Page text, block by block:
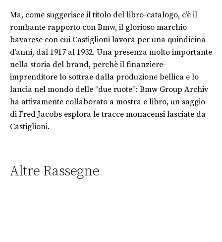
Ma, come suggerisce il titolo del libro-catalogo, c’è il
rombante rapporto con Bmw, il glorioso marchio
bavarese con cui Castiglioni lavora per una quindicina
d’anni, dal 1917 al 1932. Una presenza molto importante
nella storia del brand, perchè il finanziere-
imprenditore lo sottrae dalla produzione bellica e lo
lancia nel mondo delle “due ruote”: Bmw Group Archiv
ha attivamente collaborato a mostra e libro, un saggio
di Fred Jacobs esplora le tracce monacensi lasciate da
Castiglioni.
Altre Rassegne